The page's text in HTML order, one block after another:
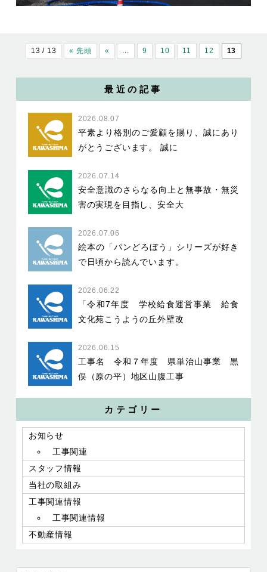
13 / 13 « 先頭 « ... 9 10 11 12 13
最近の記事
2026.08.07
平素より格別のご愛顧を賜り、誠にあり
がとうございます。 誠に
2026.07.14
安全意識のさらなる向上と無事故・無災
害の実現を目指し、安全大
2026.07.06
絵本の「パンどろぼう」シリーズが好き
で日頃から読んでいます。
2026.06.22
「令和7年度 学校給食運営事業 給食
文化苑こうようの丘外壁改
2026.06.15
工事名 令和７年度 県単治山事業 黒
俣（原の平）地区山腹工事
カテゴリー
お知らせ
工事関連
スタッフ情報
当社の取組み
工事関連情報
工事関連情報
不動産情報